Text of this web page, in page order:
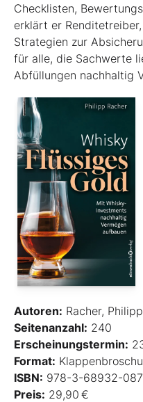
Checklisten,
erklärt er
Strategien zur
für alle, die Sachwerte
Abfüllungen nachhaltig
Autoren: Racher, Philipp
Seitenanzahl: 240
Erscheinungstermin:
Format:
ISBN: 978-3-68932-
Preis: 29,90 €